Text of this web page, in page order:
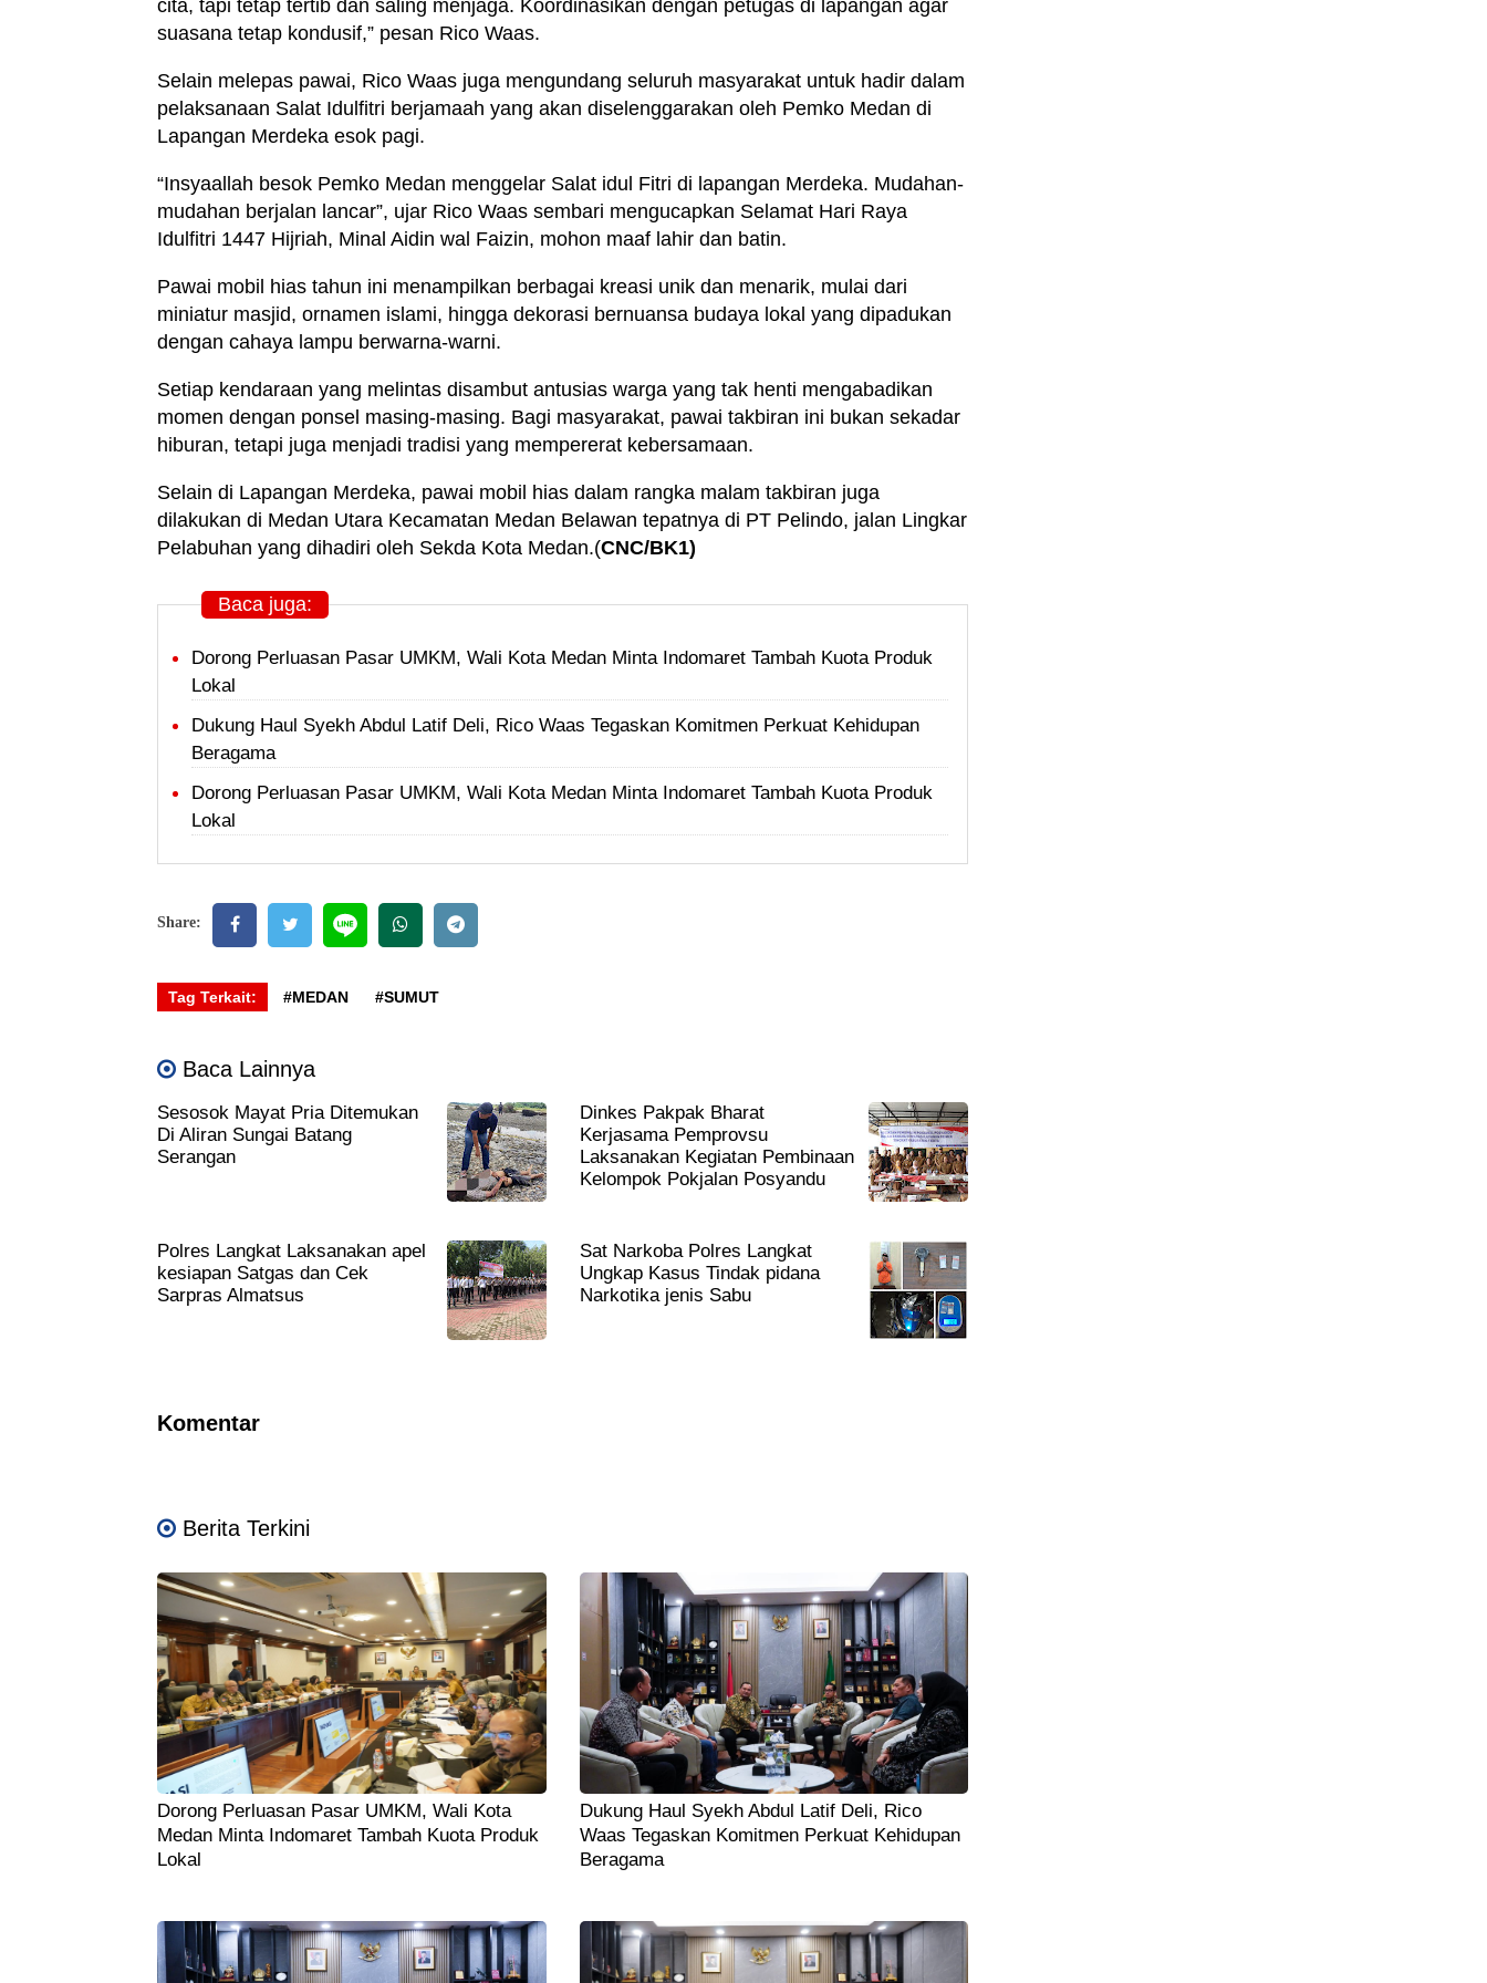
cita, tapi tetap tertib dan saling menjaga. Koordinasikan dengan petugas di lapangan agar
suasana tetap kondusif,” pesan Rico Waas.
Selain melepas pawai, Rico Waas juga mengundang seluruh masyarakat untuk hadir dalam
pelaksanaan Salat Idulfitri berjamaah yang akan diselenggarakan oleh Pemko Medan di
Lapangan Merdeka esok pagi.
“Insyaallah besok Pemko Medan menggelar Salat idul Fitri di lapangan Merdeka. Mudahan-
mudahan berjalan lancar”, ujar Rico Waas sembari mengucapkan Selamat Hari Raya
Idulfitri 1447 Hijriah, Minal Aidin wal Faizin, mohon maaf lahir dan batin.
Pawai mobil hias tahun ini menampilkan berbagai kreasi unik dan menarik, mulai dari
miniatur masjid, ornamen islami, hingga dekorasi bernuansa budaya lokal yang dipadukan
dengan cahaya lampu berwarna-warni.
Setiap kendaraan yang melintas disambut antusias warga yang tak henti mengabadikan
momen dengan ponsel masing-masing. Bagi masyarakat, pawai takbiran ini bukan sekadar
hiburan, tetapi juga menjadi tradisi yang mempererat kebersamaan.
Selain di Lapangan Merdeka, pawai mobil hias dalam rangka malam takbiran juga
dilakukan di Medan Utara Kecamatan Medan Belawan tepatnya di PT Pelindo, jalan Lingkar
Pelabuhan yang dihadiri oleh Sekda Kota Medan.(CNC/BK1)
Baca juga:
Dorong Perluasan Pasar UMKM, Wali Kota Medan Minta Indomaret Tambah Kuota Produk
Lokal
Dukung Haul Syekh Abdul Latif Deli, Rico Waas Tegaskan Komitmen Perkuat Kehidupan
Beragama
Dorong Perluasan Pasar UMKM, Wali Kota Medan Minta Indomaret Tambah Kuota Produk
Lokal
Share:
Tag Terkait: #MEDAN #SUMUT
Baca Lainnya
Sesosok Mayat Pria Ditemukan
Di Aliran Sungai Batang
Serangan
Dinkes Pakpak Bharat
Kerjasama Pemprovsu
Laksanakan Kegiatan Pembinaan
Kelompok Pokjalan Posyandu
Polres Langkat Laksanakan apel
kesiapan Satgas dan Cek
Sarpras Almatsus
Sat Narkoba Polres Langkat
Ungkap Kasus Tindak pidana
Narkotika jenis Sabu
Komentar
Berita Terkini
Dorong Perluasan Pasar UMKM, Wali Kota
Medan Minta Indomaret Tambah Kuota Produk
Lokal
Dukung Haul Syekh Abdul Latif Deli, Rico
Waas Tegaskan Komitmen Perkuat Kehidupan
Beragama